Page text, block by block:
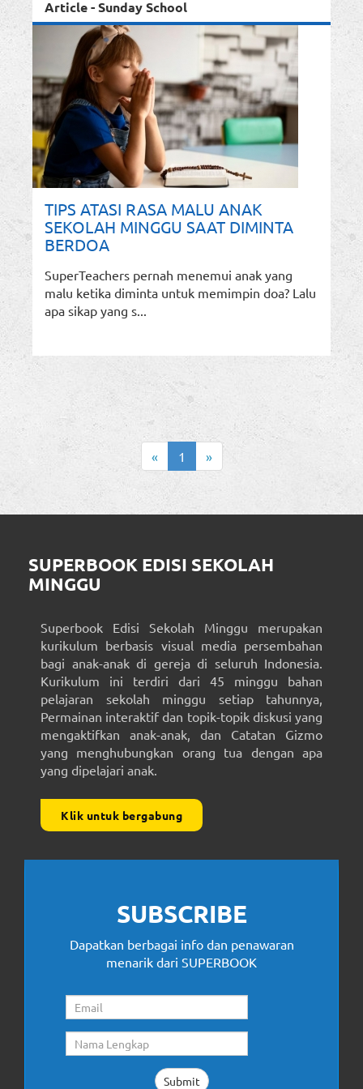
Article - Sunday School
TIPS ATASI RASA MALU ANAK
SEKOLAH MINGGU SAAT DIMINTA
BERDOA
SuperTeachers pernah menemui anak yang
malu ketika diminta untuk memimpin doa? Lalu
apa sikap yang s...
« 1 »
SUPERBOOK EDISI SEKOLAH
MINGGU
Superbook Edisi Sekolah Minggu merupakan
kurikulum berbasis visual media persembahan
bagi anak-anak di gereja di seluruh Indonesia.
Kurikulum ini terdiri dari 45 minggu bahan
pelajaran sekolah minggu setiap tahunnya,
Permainan interaktif dan topik-topik diskusi yang
mengaktifkan anak-anak, dan Catatan Gizmo
yang menghubungkan orang tua dengan apa
yang dipelajari anak.
Klik untuk bergabung
SUBSCRIBE
Dapatkan berbagai info dan penawaran
menarik dari SUPERBOOK